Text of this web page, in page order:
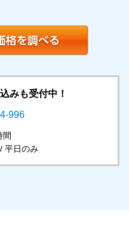
みも受付中！
996
間
平日のみ